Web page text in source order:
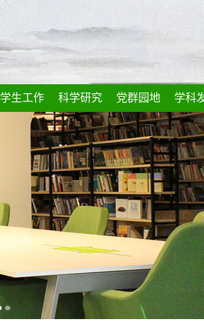
学生工作 科学研究 党群园地 学科